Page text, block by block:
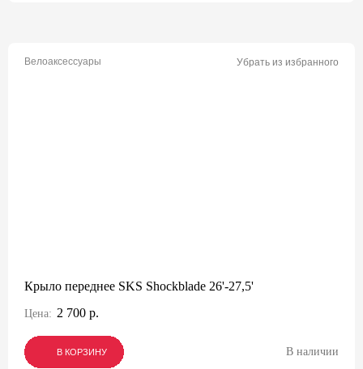
Велоаксессуары Убрать из избранного
Крыло переднее SKS Shockblade 26'-27,5'
Цена: 2 700 р.
В КОРЗИНУ
В КОРЗИНУ
В КОРЗИНУ В наличии